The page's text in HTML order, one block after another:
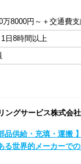
万8000円～＋交通費
日8時間以上
ングサービス株式会
品供給・充填・運搬
る世界的メーカーで